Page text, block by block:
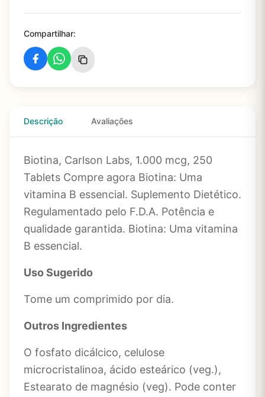
Compartilhar:
Descrição Avaliações
Biotina, Carlson Labs, 1.000 mcg, 250
Tablets Compre agora Biotina: Uma
vitamina B essencial. Suplemento Dietético.
Regulamentado pelo F.D.A. Potência e
qualidade garantida. Biotina: Uma vitamina
B essencial.
Uso Sugerido
Tome um comprimido por dia.
Outros Ingredientes
O fosfato dicálcico, celulose
microcristalinoa, ácido esteárico (veg.),
Estearato de magnésio (veg). Pode conter